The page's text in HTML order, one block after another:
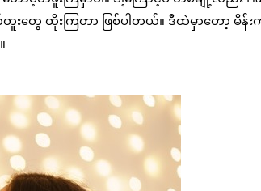
တွေ ထိုးကြတာ ဖြစ်ပါတယ်။ ဒီထဲမှာတော့ မိန်း